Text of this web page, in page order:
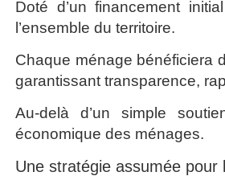
Doté d’un financement
l’ensemble du territoire.
Chaque ménage bénéficiera
garantissant transparence,
Au-delà d’un simple
économique des ménages.
Une stratégie assumée pour